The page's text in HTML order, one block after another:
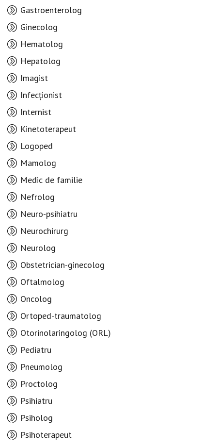
Gastroenterolog
Ginecolog
Hematolog
Hepatolog
Imagist
Infecționist
Internist
Kinetoterapeut
Logoped
Mamolog
Medic de familie
Nefrolog
Neuro-psihiatru
Neurochirurg
Neurolog
Obstetrician-ginecolog
Oftalmolog
Oncolog
Ortoped-traumatolog
Otorinolaringolog (ORL)
Pediatru
Pneumolog
Proctolog
Psihiatru
Psiholog
Psihoterapeut